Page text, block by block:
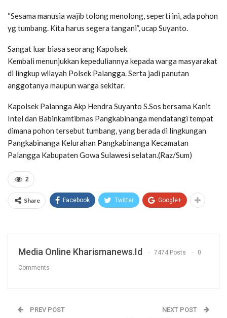
“Sesama manusia wajib tolong menolong, seperti ini, ada pohon
yg tumbang. Kita harus segera tangani”, ucap Suyanto.
Sangat luar biasa seorang Kapolsek
Kembali menunjukkan kepeduliannya kepada warga masyarakat
di lingkup wilayah Polsek Palangga. Serta jadi panutan
anggotanya maupun warga sekitar.
Kapolsek Palannga Akp Hendra Suyanto S.Sos bersama Kanit
Intel dan Babinkamtibmas Pangkabinanga mendatangi tempat
dimana pohon tersebut tumbang, yang berada di lingkungan
Pangkabinanga Kelurahan Pangkabinanga Kecamatan
Palangga Kabupaten Gowa Sulawesi selatan.(Raz/Sum)
2
Share Facebook Twitter Google+
Media Online Kharismanews.id 7474 Posts 0
Comments
PREV POST NEXT POST